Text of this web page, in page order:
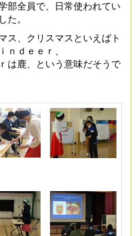
部全員で、日常使われてい
た。
ス、クリスマスといえばト
ｎｄｅｅｒ、
は鹿、という意味だそうで